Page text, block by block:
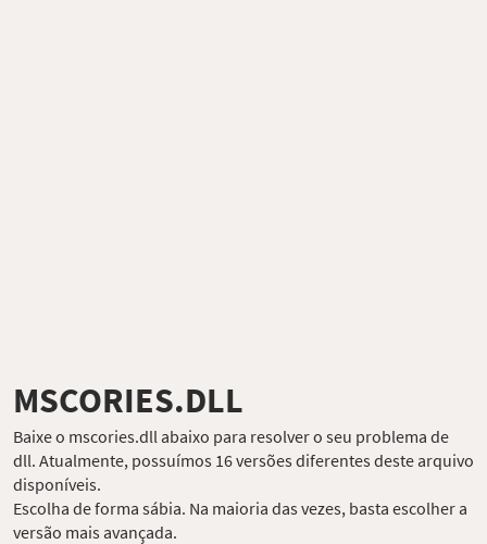
MSCORIES.DLL
Baixe o mscories.dll abaixo para resolver o seu problema de
dll. Atualmente, possuímos 16 versões diferentes deste arquivo
disponíveis.
Escolha de forma sábia. Na maioria das vezes, basta escolher a
versão mais avançada.